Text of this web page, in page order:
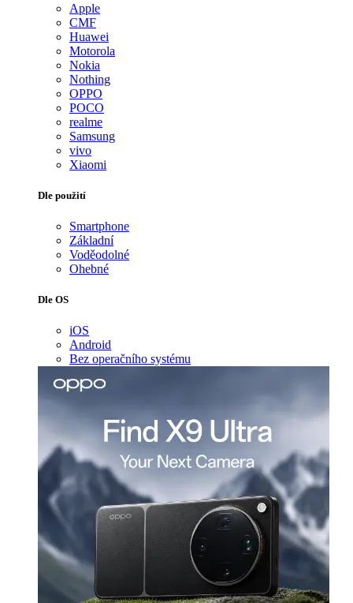
Apple
CMF
Huawei
Motorola
Nokia
Nothing
OPPO
POCO
realme
Samsung
vivo
Xiaomi
Dle použití
Smartphone
Základní
Voděodolné
Ohebné
Dle OS
iOS
Android
Bez operačního systému